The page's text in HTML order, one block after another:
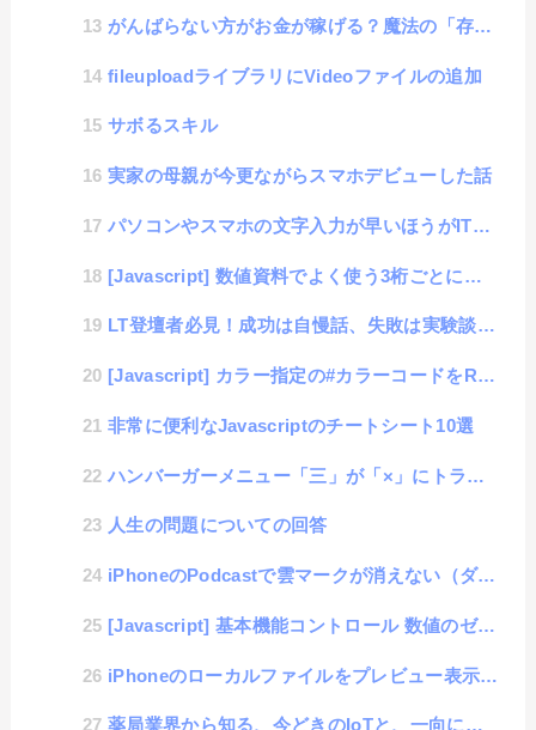
がんばらない方がお金が稼げる？魔法の「存在給」という考え方
fileuploadライブラリにVideoファイルの追加
サボるスキル
実家の母親が今更ながらスマホデビューした話
パソコンやスマホの文字入力が早いほうがITリテラシが高いという思い違い
[Javascript] 数値資料でよく使う3桁ごとにカンマを入れるアレをネイティブ関数化
LT登壇者必見！成功は自慢話、失敗は実験談として聞こえるという件
[Javascript] カラー指定の#カラーコードをRGB形式に変換する方法（その逆もあるよ）
非常に便利なJavascriptのチートシート10選
ハンバーガーメニュー「三」が「×」にトランスフォームするアレ
人生の問題についての回答
iPhoneのPodcastで雲マークが消えない（ダウンロードできない）症状の改善方法
[Javascript] 基本機能コントロール 数値のゼロパディングをベースfunctionにする方法
iPhoneのローカルファイルをプレビュー表示する際の回転してしまう問題が深刻であることに気がついた件
薬局業界から知る、今どきのIoTと、一向に進まない日本のローテク管理